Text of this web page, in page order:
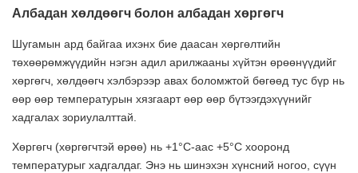
Албадан хөлдөөгч болон албадан хөргөгч
Шугамын ард байгаа ихэнх бие даасан хөргөлтийн
төхөөрөмжүүдийн нэгэн адил арилжааны хүйтэн өрөөнүүдийг
хөргөгч, хөлдөөгч хэлбэрээр авах боломжтой бөгөөд тус бүр нь
өөр өөр температурын хязгаарт өөр өөр бүтээгдэхүүнийг
хадгалах зориулалттай.
Хөргөгч (хөргөгчтэй өрөө) нь +1°C-аас +5°C хооронд
температурыг хадгалдаг. Энэ нь шинэхэн хүнсний ногоо, сүүн